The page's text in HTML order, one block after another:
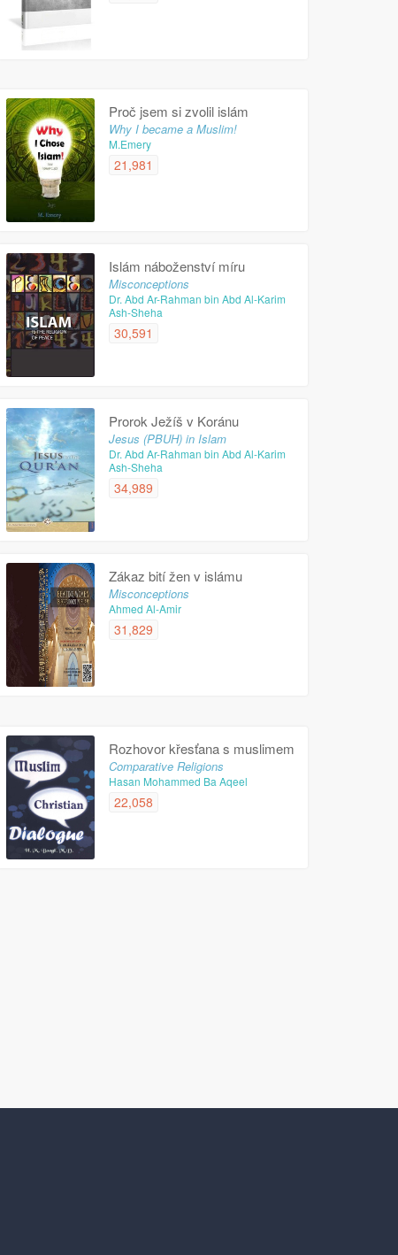
Proč jsem si zvolil islám
Why I became a Muslim!
M.Emery
21,981
Islám náboženství míru
Misconceptions
Dr. Abd Ar-Rahman bin Abd Al-Karim
Ash-Sheha
30,591
Prorok Ježíš v Koránu
Jesus (PBUH) in Islam
Dr. Abd Ar-Rahman bin Abd Al-Karim
Ash-Sheha
34,989
Zákaz bití žen v islámu
Misconceptions
Ahmed Al-Amir
31,829
Rozhovor křesťana s muslimem
Comparative Religions
Hasan Mohammed Ba Aqeel
22,058